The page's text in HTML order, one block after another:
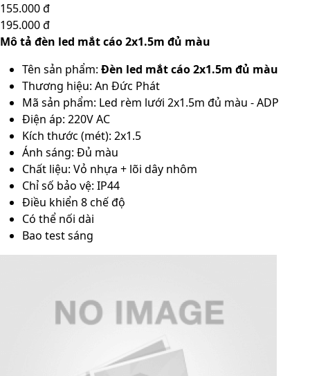
155.000 đ
195.000 đ
Mô tả đèn led mắt cáo 2x1.5m đủ màu
Tên sản phẩm: Đèn led mắt cáo 2x1.5m đủ màu
Thương hiệu: An Đức Phát
Mã sản phẩm: Led rèm lưới 2x1.5m đủ màu - ADP
Điện áp: 220V AC
Kích thước (mét): 2x1.5
Ánh sáng: Đủ màu
Chất liệu: Vỏ nhựa + lõi dây nhôm
Chỉ số bảo vệ: IP44
Điều khiển 8 chế độ
Có thể nối dài
Bao test sáng